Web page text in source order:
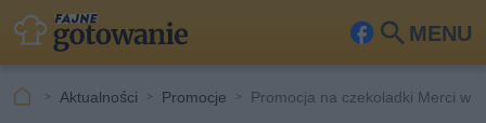
MENU
Fa
ook
Szu
kaj
Aktualności Promocje Promocja na czekoladki Merci w